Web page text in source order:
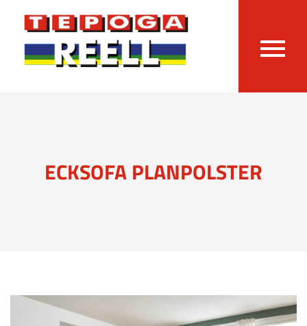
ECKSOFA PLANPOLSTER